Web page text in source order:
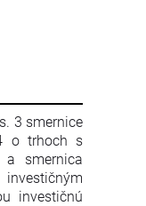
3 smernice
o trhoch s
smernica
investičnú